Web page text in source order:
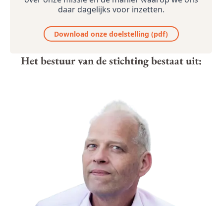
daar dagelijks voor inzetten.
Download onze doelstelling (pdf)
Het bestuur van de stichting bestaat uit: